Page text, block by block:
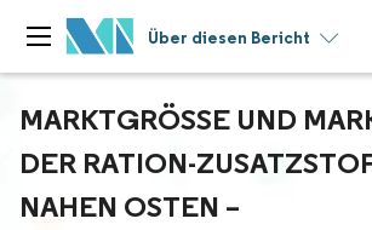
Über diesen Bericht
MARKTGRÖSSE UND
ER RATION-
AHEN OSTEN – W